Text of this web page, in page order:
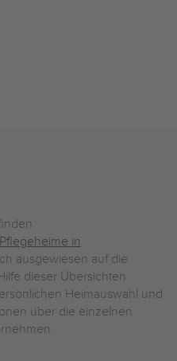
in
ausgewiesen auf die
dieser Übersichten
Heimauswahl und
über die einzelnen